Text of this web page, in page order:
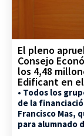
El pleno
Consejo
los 4,48
Edificant en el
• Todos los
de la
Francisco Mas,
para alumnado